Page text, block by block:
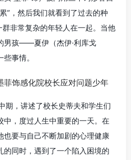
”，然后我们就看到了过去的种
非常复杂的年轻人在一起。当他
男孩——夏伊 （杰伊·利库戈
事情。
期，讲述了校长史蒂夫和学生们
中，度过人生中重要的一天。在
也要与自己不断加剧的心理健康
的同时，遇到了一个陷入困境的